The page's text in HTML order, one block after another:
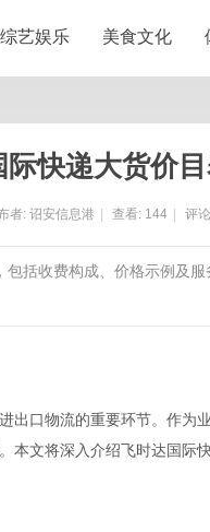
综艺娱乐 美食文化
快递大货价
者: 诏安信息港 查看: 144 评
括收费构成、价格示例及
出口物流的重要环节。作为
本文将深入介绍飞时达国际